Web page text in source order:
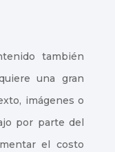
también
una gran
imágenes o
por parte del
el costo